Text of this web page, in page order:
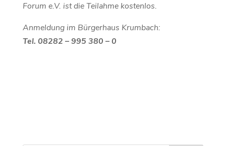
Forum e.V. ist die Teilahme kostenlos.
Anmeldung im Bürgerhaus Krumbach:
Tel. 08282 – 995 380 – 0